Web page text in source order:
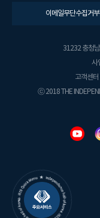
이메일무단수집거부
31232 충청
사
고객센
ⓒ 2018 THE